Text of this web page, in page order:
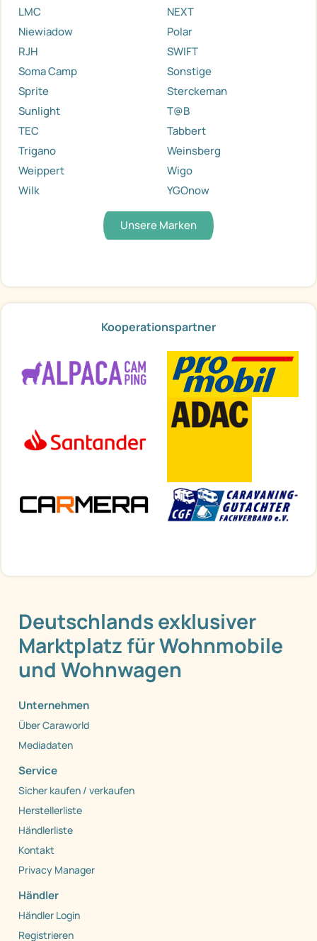
LMC
NEXT
Niewiadow
Polar
RJH
SWIFT
Soma Camp
Sonstige
Sprite
Sterckeman
Sunlight
T@B
TEC
Tabbert
Trigano
Weinsberg
Weippert
Wigo
Wilk
YGOnow
Unsere Marken
Kooperationspartner
Deutschlands exklusiver
Marktplatz für Wohnmobile
und Wohnwagen
Unternehmen
Über Caraworld
Mediadaten
Service
Sicher kaufen / verkaufen
Herstellerliste
Händlerliste
Kontakt
Privacy Manager
Händler
Händler Login
Registrieren